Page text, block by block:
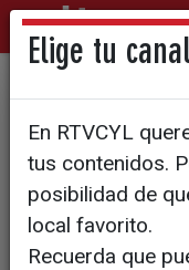
Retrasos
primera
transporte
Elige tu
En RTVCYL
tus contenidos.
posibilidad de
local favorito.
Recuerda que